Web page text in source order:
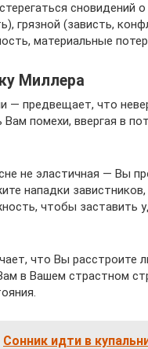
сновидений о
грязной (зависть,
материальные
Миллера
— предвещает, что
помехи, ввергая в
не эластичная — Вы
нападки
чтобы заставить
что Вы расстроите
в Вашем страстном
Сонник идти в